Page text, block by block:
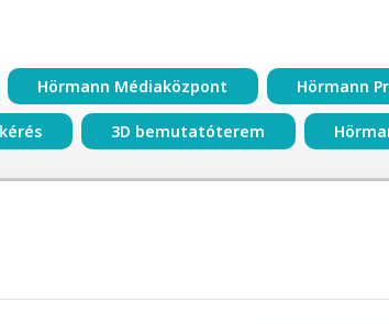
Hörmann Médiaközpont Hörmann
3D bemutatóterem